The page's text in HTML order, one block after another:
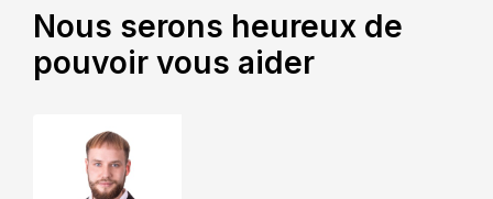
Nous serons heureux de
pouvoir vous aider